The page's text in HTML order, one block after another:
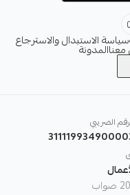
سياسة الاستبدال والاسترجاع
المدونة
الضريبي
صواب